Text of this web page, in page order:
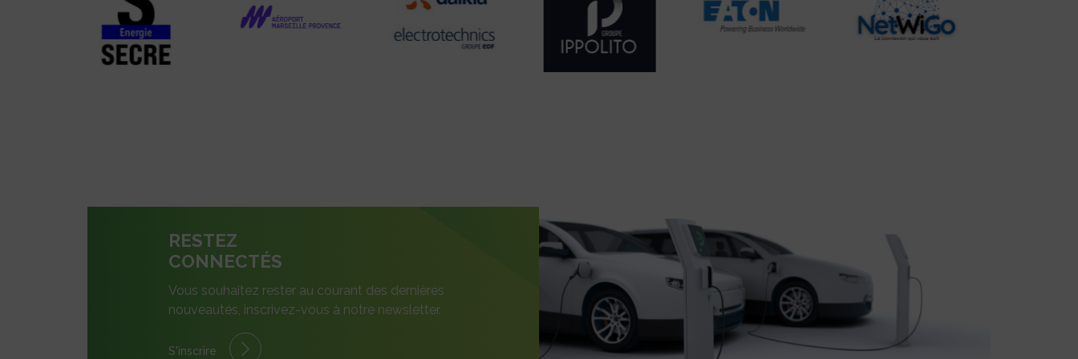
RESTEZ
CONNECTÉS
Vous souhaitez rester au courant des dernières
nouveautés, inscrivez-vous à notre newsletter.
S'inscrire